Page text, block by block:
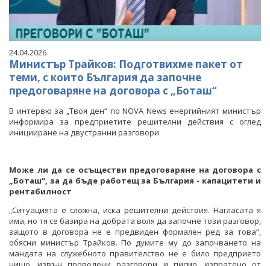
24.04.2026
Министър Трайков: Подготвихме пакет от
теми, с които България да започне
предоговаряне на договора с „Боташ“
В интервю за „Твоя ден“ по NOVA News енергийният министър
информира за предприетите решителни действия с оглед
иницииране на двустранни разговори
Може ли да се осъществи предоговаряне на договора с
„Боташ“, за да бъде работещ за България - капацитети и
рентабилност
„Ситуацията е сложна, иска решителни действия. Нагласата я
има, но тя се базира на добрата воля да започне този разговор,
защото в договора не е предвиден формален ред за това“,
обясни министър Трайков. По думите му до започването на
мандата на служебното правителство не е било предприето